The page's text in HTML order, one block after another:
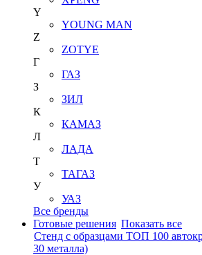
Y
YOUNG MAN
Z
ZOTYE
Г
ГАЗ
З
ЗИЛ
К
КАМАЗ
Л
ЛАДА
Т
ТАГАЗ
У
УАЗ
Все бренды
Готовые решения Показать все
Стенд с образцами ТОП 100
30 металла)